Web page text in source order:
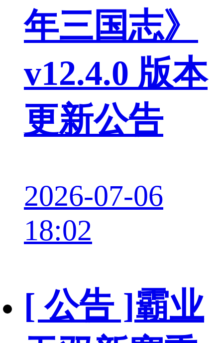
年三国志》
v12.4.0 版本
更新公告
2026-07-06
18:02
[ 公告 ]霸业